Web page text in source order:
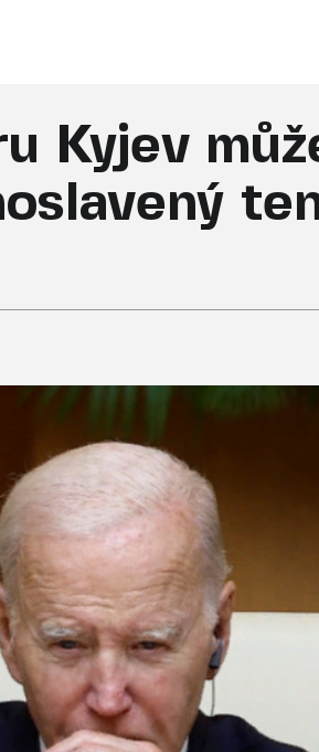
Kyjev